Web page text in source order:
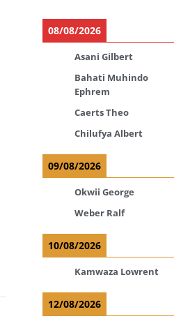
08/08/2026
Asani Gilbert
Bahati Muhindo
Ephrem
Caerts Theo
Chilufya Albert
09/08/2026
Okwii George
Weber Ralf
10/08/2026
Kamwaza Lowrent
12/08/2026